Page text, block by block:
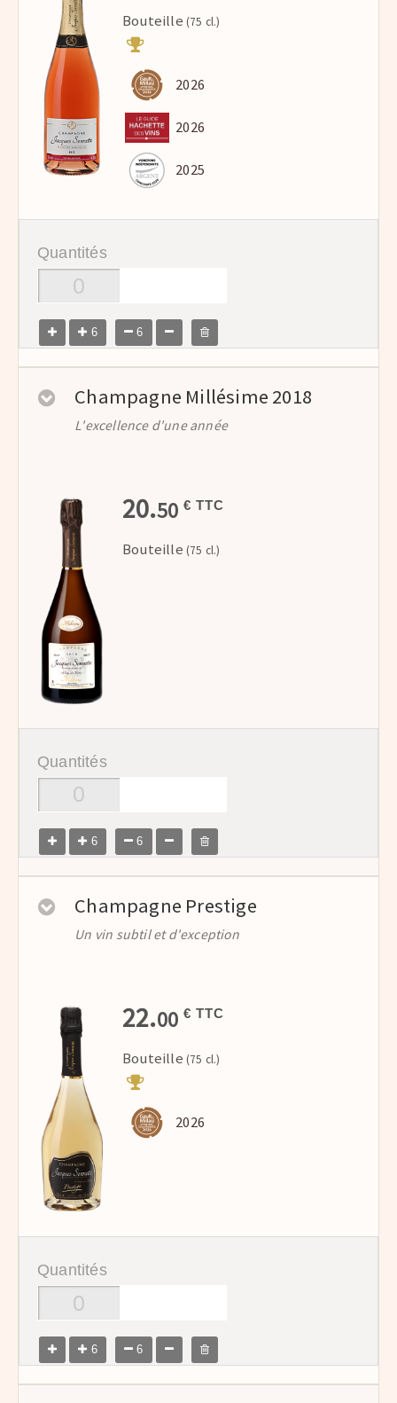
Bouteille (75 cl.)
2026
2026
2025
Quantités
6 6
Champagne Millésime 2018
L'excellence d'une année
20.50 € TTC
Bouteille (75 cl.)
Quantités
6 6
Champagne Prestige
Un vin subtil et d'exception
22.00 € TTC
Bouteille (75 cl.)
2026
Quantités
6 6